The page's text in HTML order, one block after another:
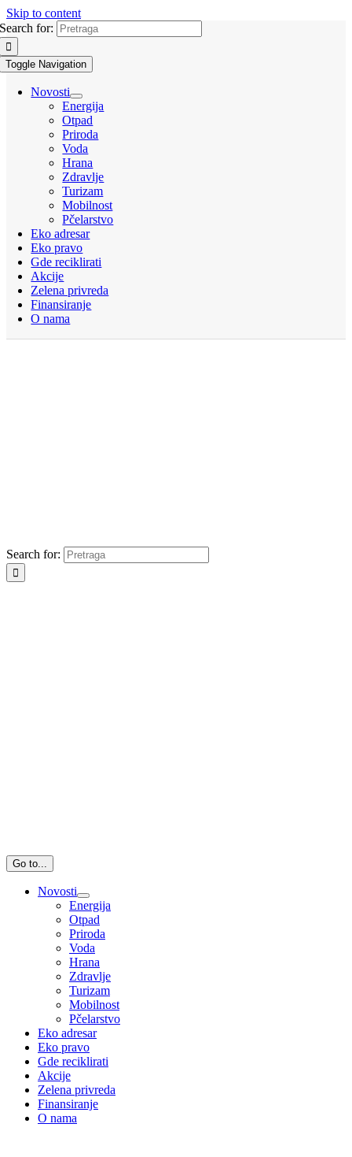
Skip to content
Search for:
Toggle Navigation
Novosti
Energija
Otpad
Priroda
Voda
Hrana
Zdravlje
Turizam
Mobilnost
Pčelarstvo
Eko adresar
Eko pravo
Gde reciklirati
Akcije
Zelena privreda
Finansiranje
O nama
Search for:
Go to...
Novosti
Energija
Otpad
Priroda
Voda
Hrana
Zdravlje
Turizam
Mobilnost
Pčelarstvo
Eko adresar
Eko pravo
Gde reciklirati
Akcije
Zelena privreda
Finansiranje
O nama